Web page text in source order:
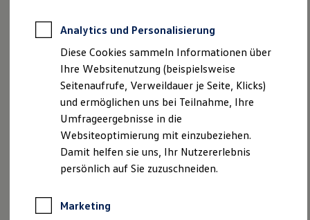
Professional Class bei Volkswagen
Behörden
Direktkunden
Sonderfahrzeuge
Anpfiff zum Gewinn
Elektromobilität
Elektroautos
ID. Tutorials
Elektrofahrzeugkonzepte
ID. EVERY1
Reichweite
Rekuperation
Analytics und Personalisierung
Diese Cookies sammeln Informationen über
Ihre Websitenutzung (beispielsweise
Seitenaufrufe, Verweildauer je Seite, Klicks)
und ermöglichen uns bei Teilnahme, Ihre
Umfrageergebnisse in die
Websiteoptimierung mit einzubeziehen.
Damit helfen sie uns, Ihr Nutzererlebnis
persönlich auf Sie zuzuschneiden.
Marketing